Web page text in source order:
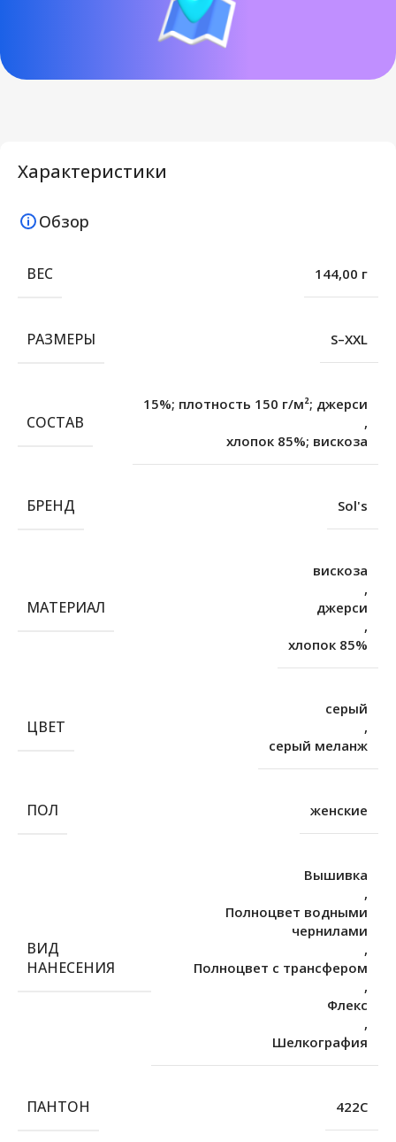
Характеристики
Обзор
ВЕС 144,00 г
РАЗМЕРЫ S–XXL
СОСТАВ
15%; плотность 150 г/м²; джерси
,
хлопок 85%; вискоза
БРЕНД Sol's
МАТЕРИАЛ
вискоза
,
джерси
,
хлопок 85%
ЦВЕТ
серый
,
серый меланж
ПОЛ женские
ВИД
НАНЕСЕНИЯ
Вышивка
,
Полноцвет водными
чернилами
,
Полноцвет с трансфером
,
Флекс
,
Шелкография
ПАНТОН 422C